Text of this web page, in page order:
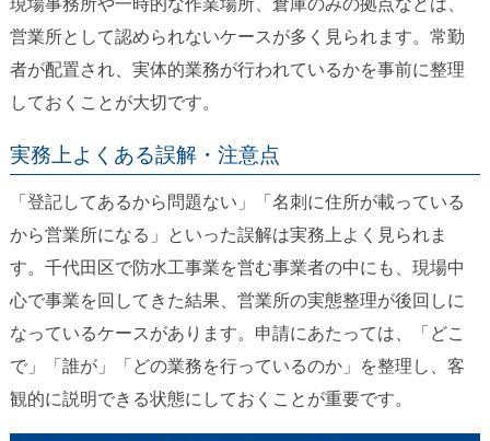
現場事務所や一時的な作業場所、倉庫のみの拠点などは、
営業所として認められないケースが多く見られます。常勤
者が配置され、実体的業務が行われているかを事前に整理
しておくことが大切です。
実務上よくある誤解・注意点
「登記してあるから問題ない」「名刺に住所が載っている
から営業所になる」といった誤解は実務上よく見られま
す。千代田区で防水工事業を営む事業者の中にも、現場中
心で事業を回してきた結果、営業所の実態整理が後回しに
なっているケースがあります。申請にあたっては、「どこ
で」「誰が」「どの業務を行っているのか」を整理し、客
観的に説明できる状態にしておくことが重要です。